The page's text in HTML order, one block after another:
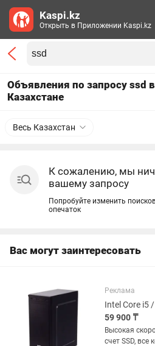
Объявления по запросу ssd в
Казахстане
Весь Казахстан
К сожалению, мы
вашему запросу
Попробуйте изменить
опечаток
Вас могут заинтересовать
Реклама
Intel Core i5
59 900 ₸
Высокая
счет SSD,
Kaspi.kz
Открыть в Приложении Kaspi.kz